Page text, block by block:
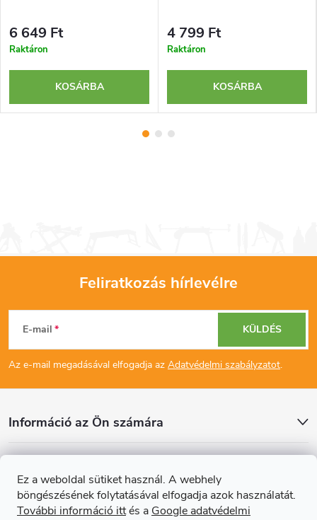
Ez a weboldal sütiket használ. A webhely
böngészésének folytatásával elfogadja azok használatát.
További információ ittés a Google adatvédelmi
6 649 Ft
Raktáron
KOSÁRBA
4 799 Ft
Raktáron
KOSÁRBA
L
á
b
é
Feliratkozás hírlevélre
E-mail
Az e-mail megadásával elfogadja az Adatvédelmi szabályzatot.
KÜLDÉS
Információ az Ön számára
Online fizetési lehetőséget biztosítunk